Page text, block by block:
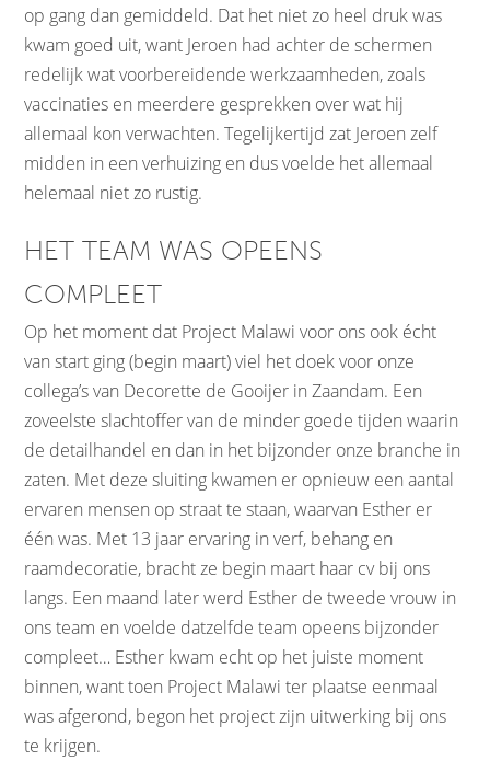
op gang dan gemiddeld. Dat het niet zo heel druk was
kwam goed uit, want Jeroen had achter de schermen
redelijk wat voorbereidende werkzaamheden, zoals
vaccinaties en meerdere gesprekken over wat hij
allemaal kon verwachten. Tegelijkertijd zat Jeroen zelf
midden in een verhuizing en dus voelde het allemaal
helemaal niet zo rustig.
HET TEAM WAS OPEENS
COMPLEET
Op het moment dat Project Malawi voor ons ook écht
van start ging (begin maart) viel het doek voor onze
collega’s van Decorette de Gooijer in Zaandam. Een
zoveelste slachtoffer van de minder goede tijden waarin
de detailhandel en dan in het bijzonder onze branche in
zaten. Met deze sluiting kwamen er opnieuw een aantal
ervaren mensen op straat te staan, waarvan Esther er
één was. Met 13 jaar ervaring in verf, behang en
raamdecoratie, bracht ze begin maart haar cv bij ons
langs. Een maand later werd Esther de tweede vrouw in
ons team en voelde datzelfde team opeens bijzonder
compleet… Esther kwam echt op het juiste moment
binnen, want toen Project Malawi ter plaatse eenmaal
was afgerond, begon het project zijn uitwerking bij ons
te krijgen.